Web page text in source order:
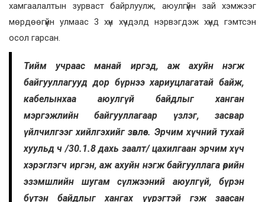
хамгаалалтын зурваст байрлуулж, аюулгүйн зай хэмжээг
мөрдөөгүйн улмаас 3 хүн хүчдэлд нэрвэгдэж хүнд гэмтсэн
осол гарсан.
Тийм учраас манай иргэд, аж ахуйн нэгж
байгууллагууд дор бүрнээ хариуцлагатай байж,
кабелынхаа аюулгүй байдлыг ханган
мэргэжлийн байгууллагаар үзлэг, засвар
үйлчилгээг хийлгэхийг зөвлөе. Эрчим хүчний тухай
хуульд ч /30.1.8 дахь заалт/ цахилгаан эрчим хүч
хэрэглэгч иргэн, аж ахуйн нэгж байгууллага өөрийн
эзэмшлийн шугам сүлжээний аюулгүй, бүрэн
бүтэн байдлыг хангах үүрэгтэй гэж заасан